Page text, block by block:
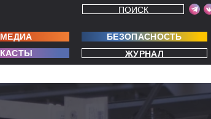
ПОИСК
БЕЗОПАСНОСТЬ
ЖУРНАЛ